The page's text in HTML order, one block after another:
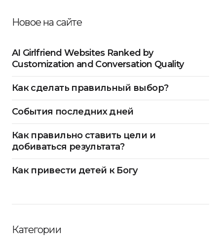
Новое на сайте
AI Girlfriend Websites Ranked by
Customization and Conversation Quality
Как сделать правильный выбор?
События последних дней
Как правильно ставить цели и
добиваться результата?
Как привести детей к Богу
Категории